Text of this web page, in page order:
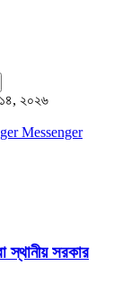
১৪, ২০২৬
Messenger
স্থানীয় সরকার